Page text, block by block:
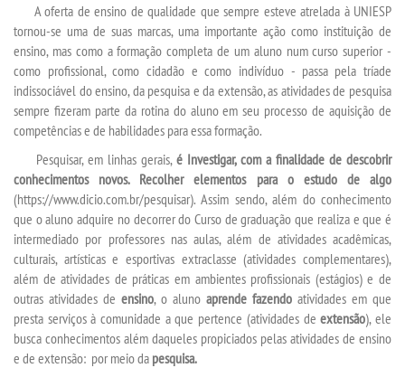
PUBLICAÇÕES
DESTAQUES
BOLETINS
REPOSITÓRIO
PDI
PORTARIAS
A oferta de ensino de qualidade que sempre esteve atrelada à UNIESP
tornou-se uma de suas marcas, uma importante ação como instituição de
ensino, mas como a formação completa de um aluno num curso superior -
como profissional, como cidadão e como indivíduo - passa pela tríade
indissociável do ensino, da pesquisa e da extensão, as atividades de pesquisa
sempre fizeram parte da rotina do aluno em seu processo de aquisição de
competências e de habilidades para essa formação.
Pesquisar, em linhas gerais, é Investigar, com a finalidade de descobrir
conhecimentos novos. Recolher elementos para o estudo de algo
(https://www.dicio.com.br/pesquisar). Assim sendo, além do conhecimento
que o aluno adquire no decorrer do Curso de graduação que realiza e que é
intermediado por professores nas aulas, além de atividades acadêmicas,
culturais, artísticas e esportivas extraclasse (atividades complementares),
além de atividades de práticas em ambientes profissionais (estágios) e de
outras atividades de ensino, o aluno aprende fazendo atividades em que
presta serviços à comunidade a que pertence (atividades deextensão), ele
busca conhecimentos além daqueles propiciados pelas atividades de ensino
e de extensão: por meio da pesquisa.